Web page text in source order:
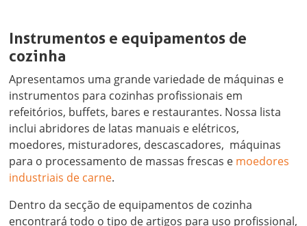
Instrumentos e equipamentos de
cozinha
Apresentamos uma grande variedade de máquinas e
instrumentos para cozinhas profissionais em
refeitórios, buffets, bares e restaurantes. Nossa lista
inclui abridores de latas manuais e elétricos,
moedores, misturadores, descascadores, máquinas
para o processamento de massas frescas e moedores
industriais de carne.
Dentro da secção de equipamentos de cozinha
encontrará todo o tipo de artigos para uso profissional,